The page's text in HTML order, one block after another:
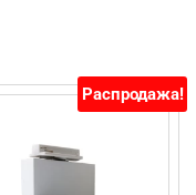
Распродажа!